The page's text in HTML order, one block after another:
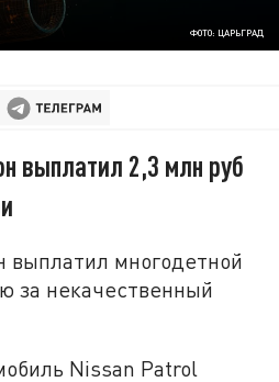
ФОТО: ЦАРЬГРАД
выплатил 2,3 млн руб
выплатил многодетной
за некачественный
Nissan Patrol